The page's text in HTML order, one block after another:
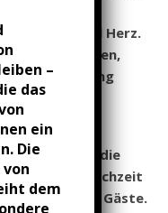
– Melanie
und mit viel Herz.
die berühren,
in Erinnerung
Gespür für die
wird Ihre Hochzeit
Sie und Ihre Gäste.
–
das
ein
Die
dem